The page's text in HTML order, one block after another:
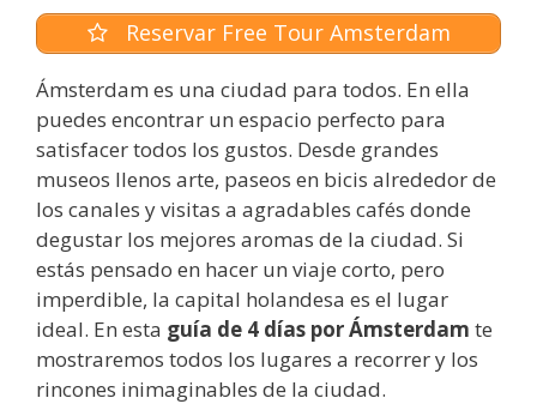
Reservar Free Tour Amsterdam
Ámsterdam es una ciudad para todos. En ella
puedes encontrar un espacio perfecto para
satisfacer todos los gustos. Desde grandes
museos llenos arte, paseos en bicis alrededor de
los canales y visitas a agradables cafés donde
degustar los mejores aromas de la ciudad. Si
estás pensado en hacer un viaje corto, pero
imperdible, la capital holandesa es el lugar
ideal. En esta guía de 4 días por Ámsterdam te
mostraremos todos los lugares a recorrer y los
rincones inimaginables de la ciudad.